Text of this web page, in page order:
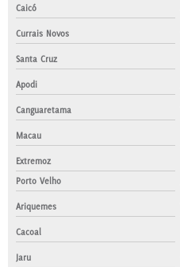
Caicó
Currais Novos
Santa Cruz
Apodi
Canguaretama
Macau
Extremoz
Porto Velho
Ariquemes
Cacoal
Jaru